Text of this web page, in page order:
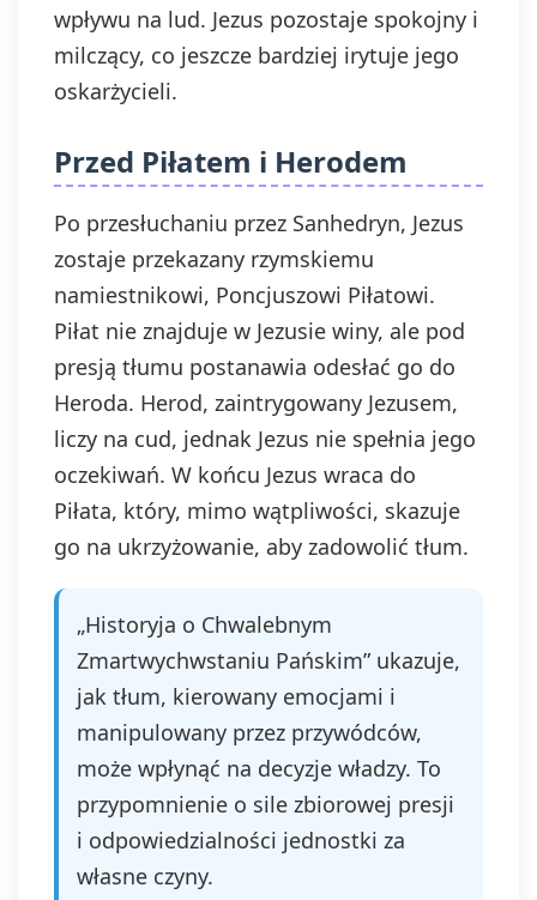
wpływu na lud. Jezus pozostaje spokojny i
milczący, co jeszcze bardziej irytuje jego
oskarżycieli.
Przed Piłatem i Herodem
Po przesłuchaniu przez Sanhedryn, Jezus
zostaje przekazany rzymskiemu
namiestnikowi, Poncjuszowi Piłatowi.
Piłat nie znajduje w Jezusie winy, ale pod
presją tłumu postanawia odesłać go do
Heroda. Herod, zaintrygowany Jezusem,
liczy na cud, jednak Jezus nie spełnia jego
oczekiwań. W końcu Jezus wraca do
Piłata, który, mimo wątpliwości, skazuje
go na ukrzyżowanie, aby zadowolić tłum.
„Historyja o Chwalebnym
Zmartwychwstaniu Pańskim” ukazuje,
jak tłum, kierowany emocjami i
manipulowany przez przywódców,
może wpłynąć na decyzje władzy. To
przypomnienie o sile zbiorowej presji
i odpowiedzialności jednostki za
własne czyny.